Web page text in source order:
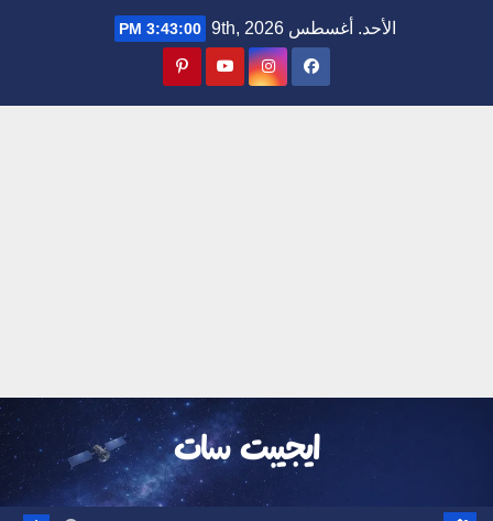
الأحد. أغسطس 9th, 2026 3:43:01 PM
ايجيبت سات